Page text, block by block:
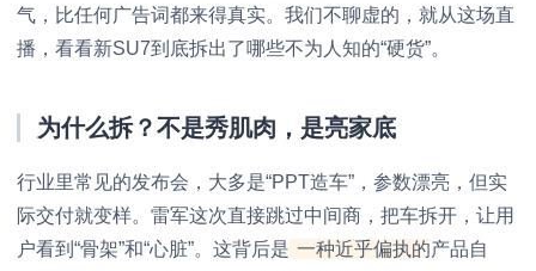
气，比任何广告词都来得真实。我们不聊虚的，就从这场直
播，看看新SU7到底拆出了哪些不为人知的“硬货”。
为什么拆？不是秀肌肉，是亮家底
行业里常见的发布会，大多是“PPT造车”，参数漂亮，但实
际交付就变样。雷军这次直接跳过中间商，把车拆开，让用
户看到“骨架”和“心脏”。这背后是 一种近乎偏执的产品自